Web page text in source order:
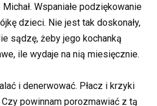
Wspaniałe podziękowanie
dzieci. Nie jest tak doskonały,
sądzę, żeby jego kochanką
ile wydaje na nią miesięcznie.
i denerwować. Płacz i krzyki
powinnam porozmawiać z tą